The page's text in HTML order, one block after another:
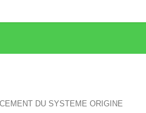
DU SYSTEME ORIGINE